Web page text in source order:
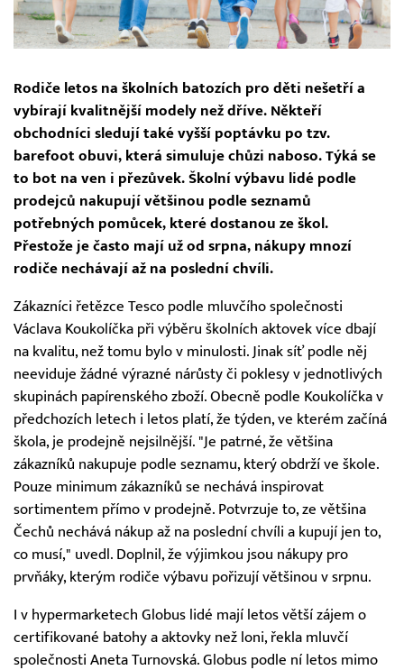
Rodiče letos na školních batozích pro děti nešetří a
vybírají kvalitnější modely než dříve. Někteří
obchodníci sledují také vyšší poptávku po tzv.
barefoot obuvi, která simuluje chůzi naboso. Týká se
to bot na ven i přezůvek. Školní výbavu lidé podle
prodejců nakupují většinou podle seznamů
potřebných pomůcek, které dostanou ze škol.
Přestože je často mají už od srpna, nákupy mnozí
rodiče nechávají až na poslední chvíli.
Zákazníci řetězce Tesco podle mluvčího společnosti
Václava Koukolíčka při výběru školních aktovek více dbají
na kvalitu, než tomu bylo v minulosti. Jinak síť podle něj
neeviduje žádné výrazné nárůsty či poklesy v jednotlivých
skupinách papírenského zboží. Obecně podle Koukolíčka v
předchozích letech i letos platí, že týden, ve kterém začíná
škola, je prodejně nejsilnější. "Je patrné, že většina
zákazníků nakupuje podle seznamu, který obdrží ve škole.
Pouze minimum zákazníků se nechává inspirovat
sortimentem přímo v prodejně. Potvrzuje to, ze většina
Čechů nechává nákup až na poslední chvíli a kupují jen to,
co musí," uvedl. Doplnil, že výjimkou jsou nákupy pro
prvňáky, kterým rodiče výbavu pořizují většinou v srpnu.
I v hypermarketech Globus lidé mají letos větší zájem o
certifikované batohy a aktovky než loni, řekla mluvčí
společnosti Aneta Turnovská. Globus podle ní letos mimo